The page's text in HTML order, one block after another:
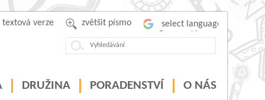
zvětšit písmo
textová verze
DRUŽINA PORADENSTVÍ O NÁS